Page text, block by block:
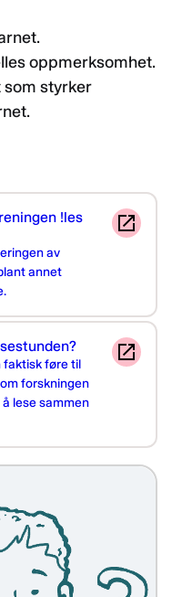
oppmerksomhet.
styrker
!les
av
annet
faktisk føre til
forskningen
lese sammen